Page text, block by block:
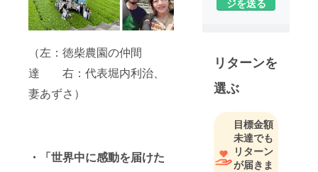
（左：徳柴農園の仲間
達 右：代表堀内利治、
妻あずさ）
・「世界中に感動を届けた
ジを送る
リターンを
選ぶ
目標金額
未達でも
リターン
が届きま